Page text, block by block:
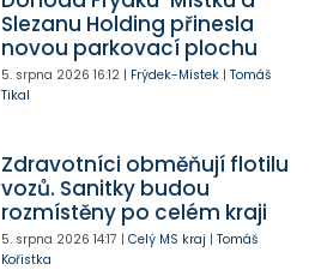
Slezanu Holding přinesla
novou parkovací plochu
5. srpna 2026 16:12| Frýdek-Místek| Tomáš
Tikal
Zdravotníci obměňují flotilu
vozů. Sanitky budou
rozmístěny po celém kraji
5. srpna 2026 14:17 | Celý MS kraj | Tomáš
Kořistka